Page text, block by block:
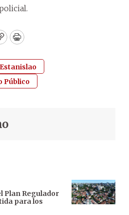
Print
Público
Plan Regulador
para los